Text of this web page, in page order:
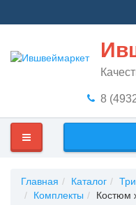
8
Главная Каталог
Комплекты
Костюм